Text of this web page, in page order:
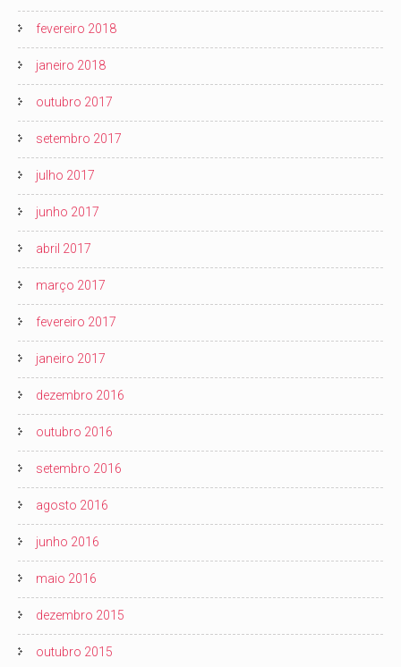
fevereiro 2018
janeiro 2018
outubro 2017
setembro 2017
julho 2017
junho 2017
abril 2017
março 2017
fevereiro 2017
janeiro 2017
dezembro 2016
outubro 2016
setembro 2016
agosto 2016
junho 2016
maio 2016
dezembro 2015
outubro 2015